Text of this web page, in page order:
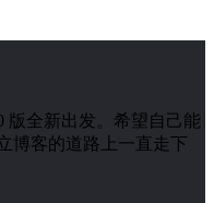
版全新出发。希望自己能
博客的道路上一直走下